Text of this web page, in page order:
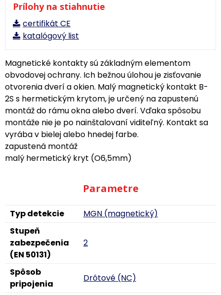
Prílohy na stiahnutie
certifikát CE
katalógový list
Magnetické kontakty sú základným elementom
obvodovej ochrany. Ich bežnou úlohou je zisťovanie
otvorenia dverí a okien. Malý magnetický kontakt B-
2S s hermetickým krytom, je určený na zapustenú
montáž do rámu okna alebo dverí. Vďaka spôsobu
montáže nie je po nainštalovaní viditeľný. Kontakt sa
vyrába v bielej alebo hnedej farbe.
zapustená montáž
malý hermetický kryt (O6,5mm)
Parametre
Typ detekcie
MGN (magnetický)
Stupeň
zabezpečenia
(EN 50131)
2
Spôsob
pripojenia
Drôtové (NC)